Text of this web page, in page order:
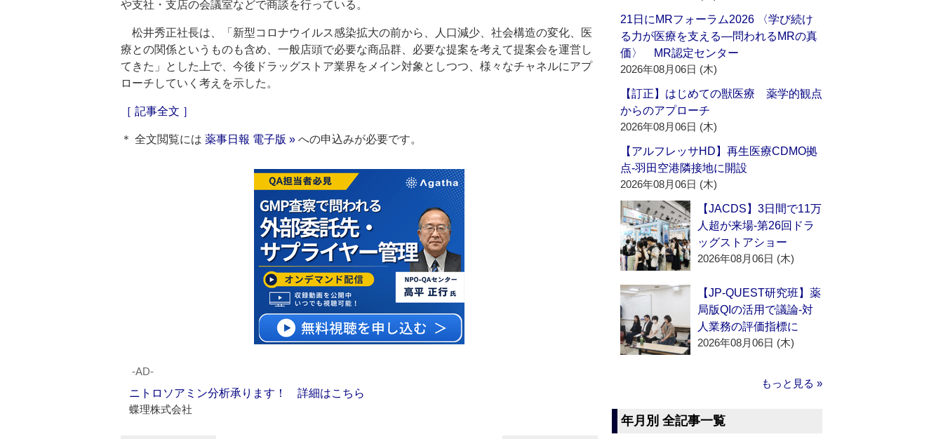
や支社・支店の会議室などで商談を行っている。
松井秀正社長は、「新型コロナウイルス感染拡大の前から、人口減少、社会構造の変化、医
療との関係というものも含め、一般店頭で必要な商品群、必要な提案を考えて提案会を運営し
てきた」とした上で、今後ドラッグストア業界をメイン対象としつつ、様々なチャネルにアプ
ローチしていく考えを示した。
［ 記事全文 ］
＊ 全文閲覧には 薬事日報 電子版 » への申込みが必要です。
‐AD‐
ニトロソアミン分析承ります！ 詳細はこちら
蝶理株式会社
21日にMRフォーラム2026 〈学び続け
る力が医療を支える―問われるMRの真
価〉 MR認定センター
2026年08月06日 (木)
【訂正】はじめての獣医療 薬学的観点
からのアプローチ
2026年08月06日 (木)
【アルフレッサHD】再生医療CDMO拠
点‐羽田空港隣接地に開設
2026年08月06日 (木)
【JACDS】3日間で11万
人超が来場‐第26回ドラ
ッグストアショー
2026年08月06日 (木)
【JP-QUEST研究班】薬
局版QIの活用で議論‐対
人業務の評価指標に
2026年08月06日 (木)
もっと見る »
年月別 全記事一覧